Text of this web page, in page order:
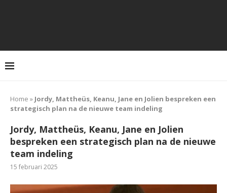
Home » Jordy, Mattheüs, Keanu, Jane en Jolien bespreken een
strategisch plan na de nieuwe team indeling
Jordy, Mattheüs, Keanu, Jane en Jolien
bespreken een strategisch plan na de nieuwe
team indeling
15 februari 2025